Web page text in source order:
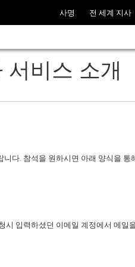
사명 전 세계 지사
비스 소개
다. 참석을 원하시면 아래 양식을 통
입력하셨던 이메일 계정에서 메일